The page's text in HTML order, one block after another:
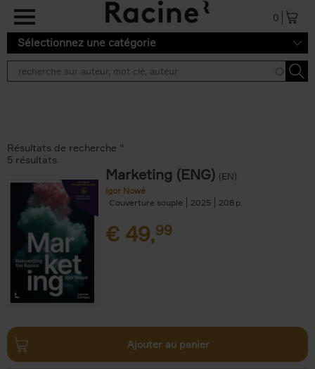
Aller au contenu principal
0
Sélectionnez une catégorie
Résultats de recherche ''
5 résultats
Marketing (ENG) (EN)
Igor Nowé
Couverture souple
2025 208
€ 49,99
Ajouter au panier